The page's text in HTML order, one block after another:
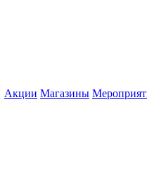
Акции Магазины